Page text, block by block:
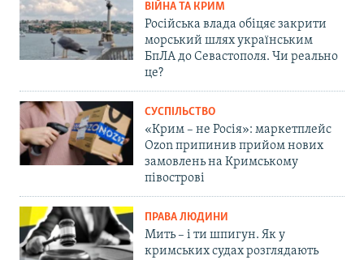
ВІЙНА ТА КРИМ
Російська влада обіцяє закрити
морський шлях українським
БпЛА до Севастополя. Чи реально
це?
СУСПІЛЬСТВО
«Крим – не Росія»: маркетплейс
Ozon припинив прийом нових
замовлень на Кримському
півострові
ПРАВА ЛЮДИНИ
Мить – і ти шпигун. Як у
кримських судах розглядають